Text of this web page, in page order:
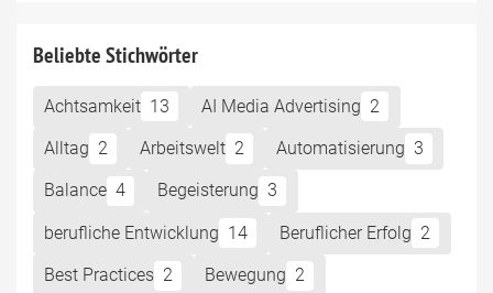
Beliebte Stichwörter
Achtsamkeit 13 AI Media Advertising 2
Alltag 2 Arbeitswelt 2 Automatisierung 3
Balance 4 Begeisterung 3
berufliche Entwicklung 14 Beruflicher Erfolg 2
Best Practices 2 Bewegung 2